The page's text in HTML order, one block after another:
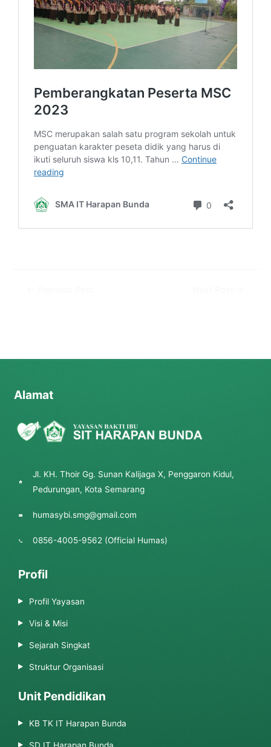
Alamat
Jl. KH. Thoir Gg. Sunan Kalijaga X, Penggaron Kidul,
Pedurungan, Kota Semarang
humasybi.smg@gmail.com
0856-4005-9562 (Official Humas)
Profil
Profil Yayasan
Visi & Misi
Sejarah Singkat
Struktur Organisasi
Unit Pendidikan
KB TK IT Harapan Bunda